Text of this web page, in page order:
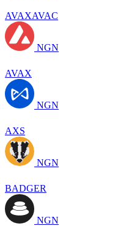
AVAXAVAC
NGN
AVAX
NGN
AXS
NGN
BADGER
NGN